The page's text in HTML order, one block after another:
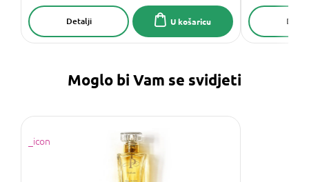
U košaricu
Detalji
Moglo bi Vam se svidjeti